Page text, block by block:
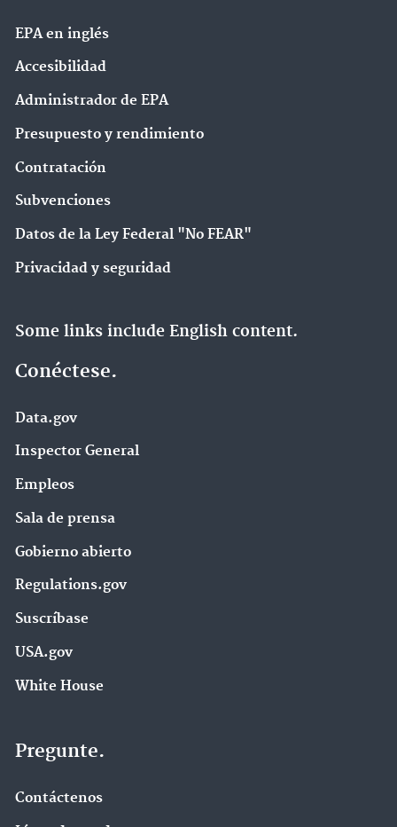
EPA en ingl‌és
Accesibilidad
Administrador de EPA
Presupuesto y rendimiento
Contratación
Subvenciones
Datos de la Ley Federal "No FEAR"
Privacidad y seguridad
Some links include English content.
Conéctese.
Data.gov
Inspector General
Empleos
Sala de prensa
Gobierno abierto
Regulations.gov
Suscríbase
USA.gov
White House
Pregunte.
Contáctenos